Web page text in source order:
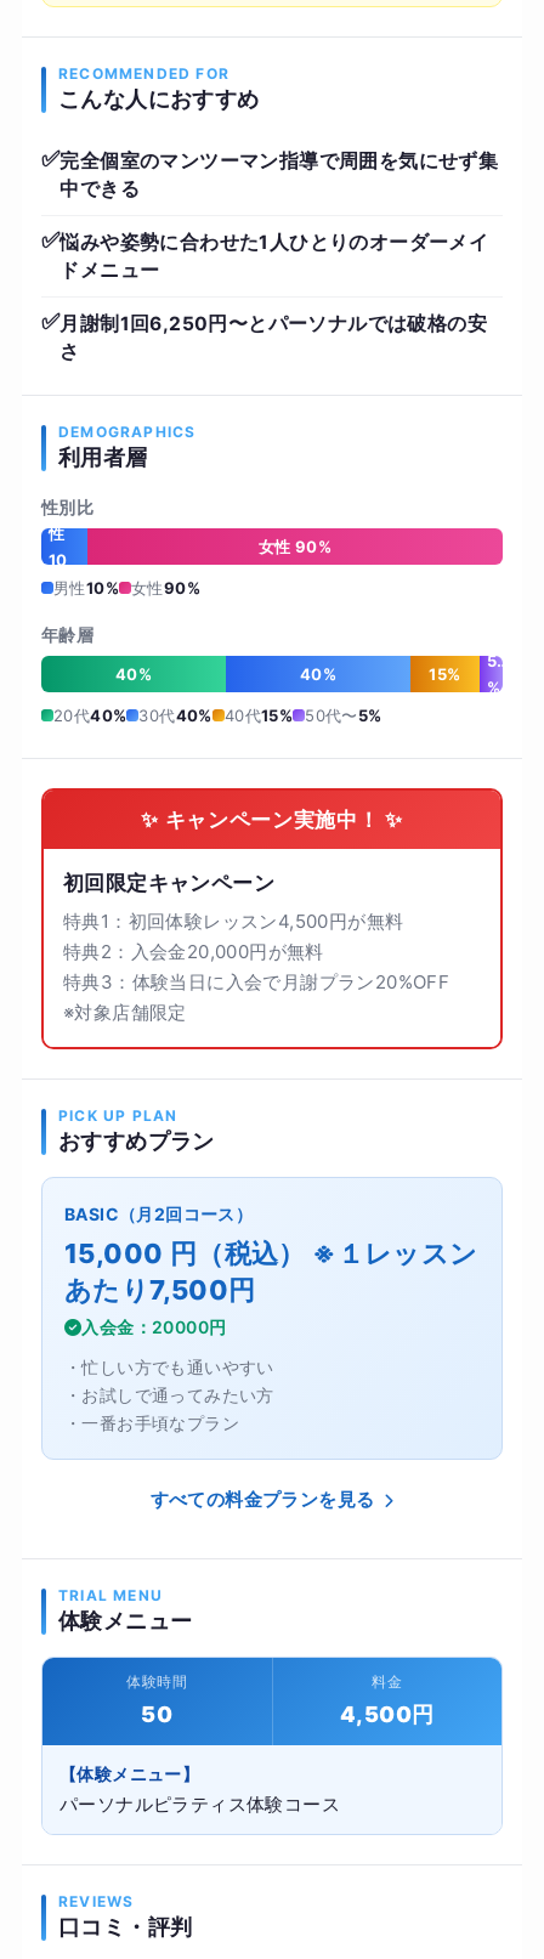
RECOMMENDED FOR
こんな人におすすめ
✅完全個室のマンツーマン指導で周囲を気にせず集
中できる
✅悩みや姿勢に合わせた1人ひとりのオーダーメイ
ドメニュー
✅月謝制1回6,250円〜とパーソナルでは破格の安
さ
DEMOGRAPHICS
利用者層
性別比
男
性
10
%
女性 90%
男性10% 女性90%
年齢層
40% 40% 15%
5
%
20代40% 30代40% 40代15% 50代〜5%
✨ キャンペーン実施中！ ✨
初回限定キャンペーン
特典1：初回体験レッスン4,500円が無料
特典2：入会金20,000円が無料
特典3：体験当日に入会で月謝プラン20%OFF
※対象店舗限定
PICK UP PLAN
おすすめプラン
BASIC（月2回コース）
15,000 円（税込） ※１レッスン
あたり7,500円
入会金：20000円
・忙しい方でも通いやすい
・お試しで通ってみたい方
・一番お手頃なプラン
すべての料金プランを見る
TRIAL MENU
体験メニュー
体験時間
50
料金
4,500円
【体験メニュー】
パーソナルピラティス体験コース
REVIEWS
口コミ・評判